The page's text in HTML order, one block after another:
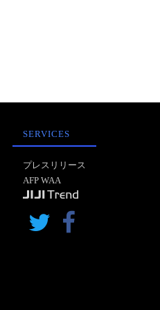
SERVICES
プレスリリース
AFP WAA